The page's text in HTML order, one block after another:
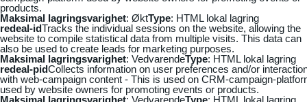
products.
Maksimal lagringsvarighet: ØktType: HTML lokal lagring
redeal-idTracks the individual sessions on the website, allowing the
website to compile statistical data from multiple visits. This data can
also be used to create leads for marketing purposes.
Maksimal lagringsvarighet: VedvarendeType: HTML lokal lagring
redeal-pidCollects information on user preferences and/or
with web-campaign content - This is used on CRM-campaign-
used by website owners for promoting events or products.
Maksimal lagringsvarighet: VedvarendeType: HTML lokal lagring